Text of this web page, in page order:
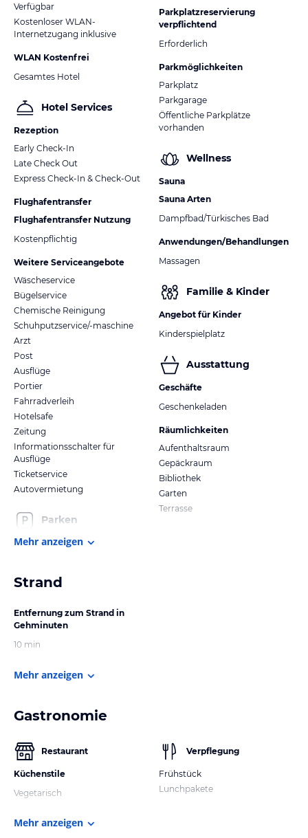
Verfügbar
Kostenloser WLAN-
Internetzugang inklusive
WLAN Kostenfrei
Gesamtes Hotel
Hotel Services
Rezeption
Early Check-In
Late Check Out
Express Check-In & Check-Out
Flughafentransfer
Flughafentransfer Nutzung
Kostenpflichtig
Weitere Serviceangebote
Wäscheservice
Bügelservice
Chemische Reinigung
Schuhputzservice/-maschine
Arzt
Post
Ausflüge
Portier
Fahrradverleih
Hotelsafe
Zeitung
Informationsschalter für
Ausflüge
Ticketservice
Autovermietung
Parken
Parkplatzreservierung
verpflichtend
Erforderlich
Parkmöglichkeiten
Parkplatz
Parkgarage
Öffentliche Parkplätze
vorhanden
Wellness
Sauna
Sauna Arten
Dampfbad/Türkisches Bad
Anwendungen/Behandlungen
Massagen
Familie & Kinder
Angebot für Kinder
Kinderspielplatz
Ausstattung
Geschäfte
Geschenkeladen
Räumlichkeiten
Aufenthaltsraum
Gepäckraum
Bibliothek
Garten
Terrasse
Mehr anzeigen
Strand
Entfernung zum Strand in
Gehminuten
10 min
Mehr anzeigen
Gastronomie
Restaurant
Küchenstile
Vegetarisch
Verpflegung
Frühstück
Lunchpakete
Mehr anzeigen